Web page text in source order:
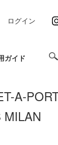
ガイド
ログイン
A-
MILAN